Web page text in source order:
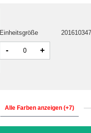
Einheitsgröße
- +
Alle Farben anzeigen (+7)